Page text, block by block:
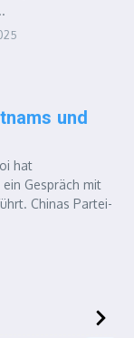
und
hat
Gespräch mit
Chinas Partei-